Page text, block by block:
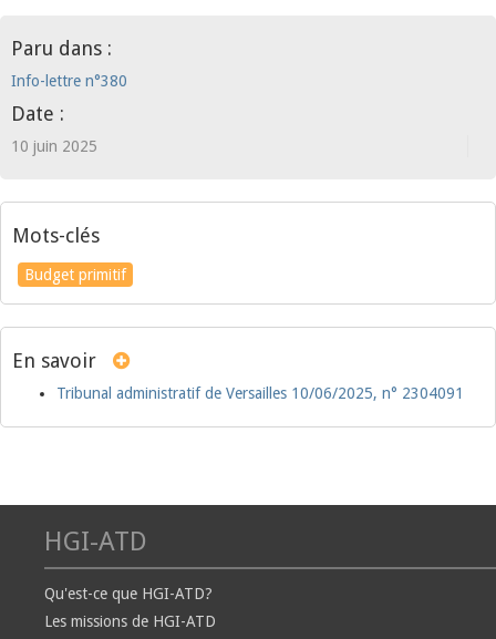
Paru dans :
Info-lettre n°380
Date :
10 juin 2025
Mots-clés
Budget primitif
En savoir
Tribunal administratif de Versailles 10/06/2025, n° 2304091
HGI-ATD
Qu'est-ce que HGI-ATD?
Les missions de HGI-ATD